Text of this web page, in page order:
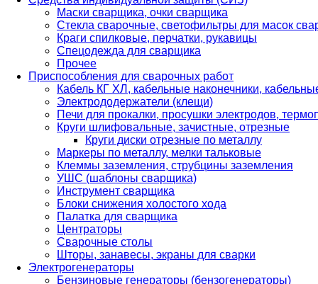
Маски сварщика, очки сварщика
Стекла сварочные, светофильтры для масок
Краги спилковые, перчатки, рукавицы
Спецодежда для сварщика
Прочее
Приспособления для сварочных работ
Кабель КГ ХЛ, кабельные наконечники,
Электрододержатели (клещи)
Печи для прокалки, просушки электродов,
Круги шлифовальные, зачистные, отрезные
Круги диски отрезные по металлу
Маркеры по металлу, мелки тальковые
Клеммы заземления, струбцины заземления
УШС (шаблоны сварщика)
Инструмент сварщика
Блоки снижения холостого хода
Палатка для сварщика
Центраторы
Сварочные столы
Шторы, занавесы, экраны для сварки
Электрогенераторы
Бензиновые генераторы (бензогенераторы)